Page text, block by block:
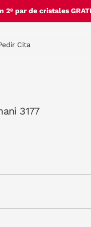
par de cristales
Cita
3177